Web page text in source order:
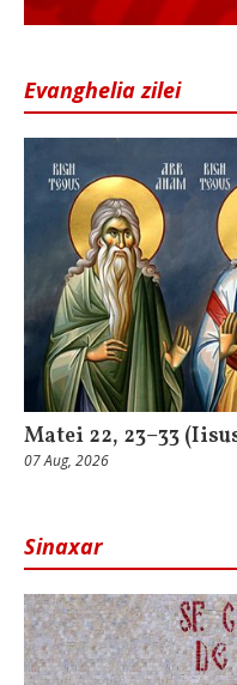
Evanghelia zilei
Matei 22, 23–33
07 Aug, 2026
Sinaxar